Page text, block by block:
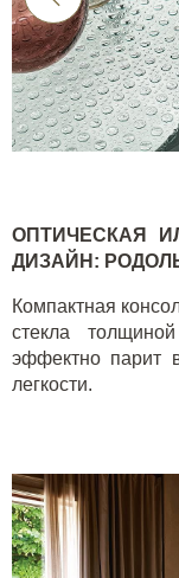
ОПТИЧЕСКАЯ
ДИЗАЙН :
Компактная
стекла
эффектно парит
легкости.